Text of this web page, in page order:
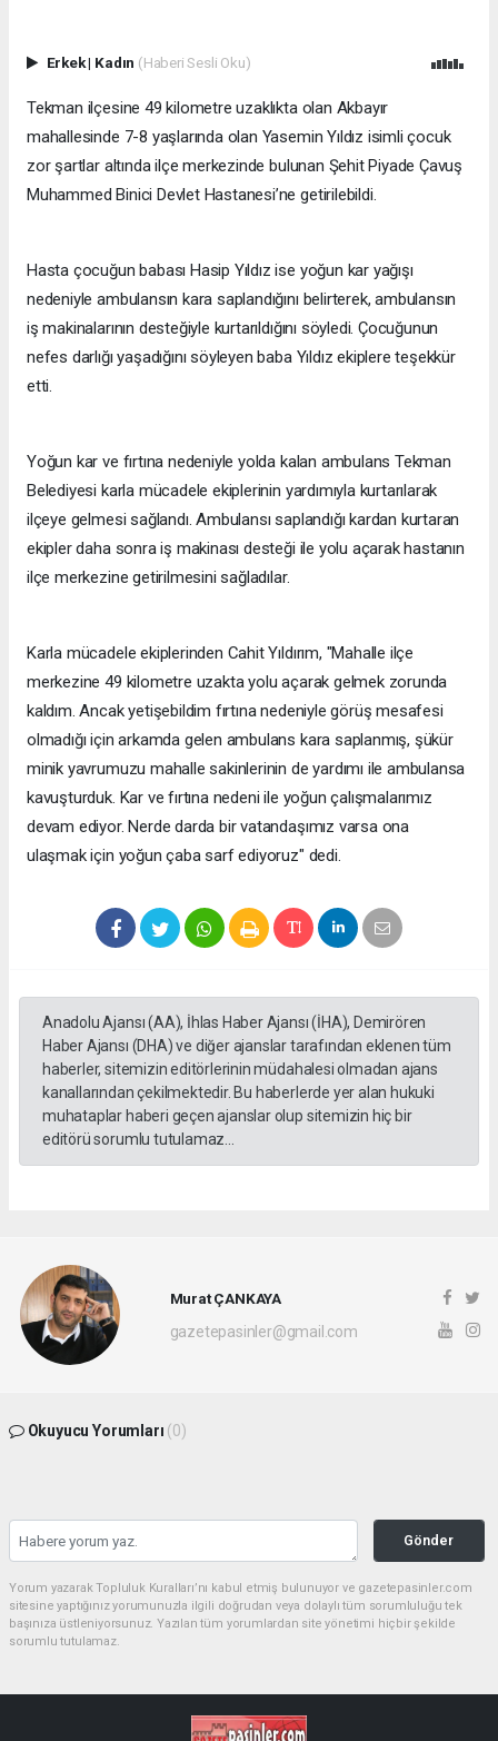
Erkek| Kadın (Haberi Sesli Oku)
Tekman ilçesine 49 kilometre uzaklıkta olan Akbayır
mahallesinde 7-8 yaşlarında olan Yasemin Yıldız isimli çocuk
zor şartlar altında ilçe merkezinde bulunan Şehit Piyade Çavuş
Muhammed Binici Devlet Hastanesi’ne getirilebildi.
Hasta çocuğun babası Hasip Yıldız ise yoğun kar yağışı
nedeniyle ambulansın kara saplandığını belirterek, ambulansın
iş makinalarının desteğiyle kurtarıldığını söyledi. Çocuğunun
nefes darlığı yaşadığını söyleyen baba Yıldız ekiplere teşekkür
etti.
Yoğun kar ve fırtına nedeniyle yolda kalan ambulans Tekman
Belediyesi karla mücadele ekiplerinin yardımıyla kurtarılarak
ilçeye gelmesi sağlandı. Ambulansı saplandığı kardan kurtaran
ekipler daha sonra iş makinası desteği ile yolu açarak hastanın
ilçe merkezine getirilmesini sağladılar.
Karla mücadele ekiplerinden Cahit Yıldırım, "Mahalle ilçe
merkezine 49 kilometre uzakta yolu açarak gelmek zorunda
kaldım. Ancak yetişebildim fırtına nedeniyle görüş mesafesi
olmadığı için arkamda gelen ambulans kara saplanmış, şükür
minik yavrumuzu mahalle sakinlerinin de yardımı ile ambulansa
kavuşturduk. Kar ve fırtına nedeni ile yoğun çalışmalarımız
devam ediyor. Nerde darda bir vatandaşımız varsa ona
ulaşmak için yoğun çaba sarf ediyoruz" dedi.
Anadolu Ajansı (AA), İhlas Haber Ajansı (İHA), Demirören
Haber Ajansı (DHA) ve diğer ajanslar tarafından eklenen tüm
haberler, sitemizin editörlerinin müdahalesi olmadan ajans
kanallarından çekilmektedir. Bu haberlerde yer alan hukuki
muhataplar haberi geçen ajanslar olup sitemizin hiç bir
editörü sorumlu tutulamaz...
Murat ÇANKAYA
gazetepasinler@gmail.com
Okuyucu Yorumları (0)
Gönder
Yorum yazarak Topluluk Kuralları’nı kabul etmiş bulunuyor ve gazetepasinler.com
sitesine yaptığınız yorumunuzla ilgili doğrudan veya dolaylı tüm sorumluluğu tek
başınıza üstleniyorsunuz. Yazılan tüm yorumlardan site yönetimi hiçbir şekilde
sorumlu tutulamaz.